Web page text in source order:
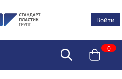
Войти
0